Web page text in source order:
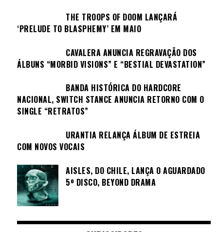
THE TROOPS OF DOOM LANÇARÁ
‘PRELUDE TO BLASPHEMY’ EM MAIO
CAVALERA ANUNCIA REGRAVAÇÃO DOS
ÁLBUNS “MORBID VISIONS” E “BESTIAL DEVASTATION”
BANDA HISTÓRICA DO HARDCORE
NACIONAL, SWITCH STANCE ANUNCIA RETORNO COM O
SINGLE “RETRATOS”
URANTIA RELANÇA ÁLBUM DE ESTREIA
COM NOVOS VOCAIS
AISLES, DO CHILE, LANÇA O AGUARDADO
5º DISCO, BEYOND DRAMA